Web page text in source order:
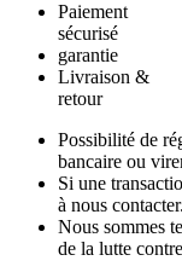
Paiement
sécurisé
garantie
Livraison &
retour
Possibilité de
bancaire ou
Si une
à nous contacter.
Nous sommes
de la lutte